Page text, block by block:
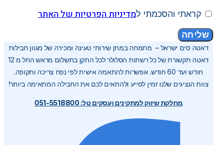
קראתי והסכמתי למדיניות הפרטיות של האתר
שליחה
דאטה סים ישראל – מתמחה במתן שירותי טעינה ומכירה של מגוון חבילות
דאטה תקשורת של כל רשתות הסלולר לכל התקן בתשלום מראש החל מ 12
חודש ועד 60 חודש. אפשרות להתאמה אישית לפי נפח צריכה ותקופה.
צוות הנציגים שלנו זמין לסייע ולהתאים לכם את החבילה המתאימה ביותר!
מחלקת שיווק למתקינים ועסקים טל: 051-5518800